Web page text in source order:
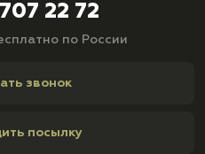
22 72
по России
звонок
посылку